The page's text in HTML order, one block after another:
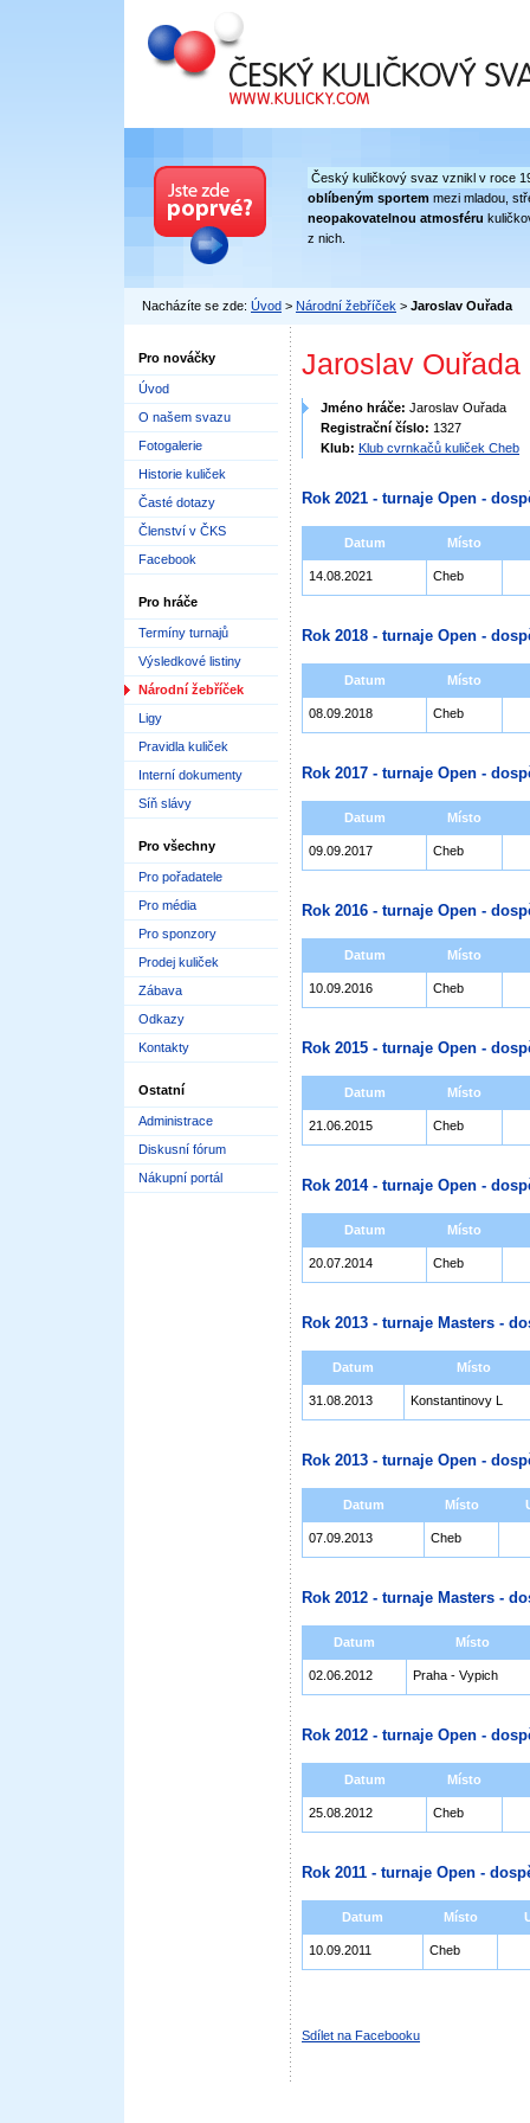
Český kuličkový svaz
Český kuličkový svaz vznikl v roce
oblíbeným sportem mezi mladou,
neopakovatelnou atmosféru
z nich.
Nacházíte se zde: Úvod > Národní žebříček > Jaroslav Ouřada
Pro nováčky
Úvod
O našem svazu
Fotogalerie
Historie kuliček
Časté dotazy
Členství v ČKS
Facebook
Pro hráče
Termíny turnajů
Výsledkové listiny
Národní žebříček
Ligy
Pravidla kuliček
Interní dokumenty
Síň slávy
Pro všechny
Pro pořadatele
Pro média
Pro sponzory
Prodej kuliček
Zábava
Odkazy
Kontakty
Ostatní
Administrace
Diskusní fórum
Nákupní portál
Jaroslav Ouřada
Jméno hráče: Jaroslav Ouřada
Registrační číslo: 1327
Klub: Klub cvrnkačů kuliček Cheb
Rok 2021 - turnaje Open -
Datum Místo
14.08.2021 Cheb
Rok 2018 - turnaje Open -
Datum Místo
08.09.2018 Cheb
Rok 2017 - turnaje Open -
Datum Místo
09.09.2017 Cheb
Rok 2016 - turnaje Open -
Datum Místo
10.09.2016 Cheb
Rok 2015 - turnaje Open -
Datum Místo
21.06.2015 Cheb
Rok 2014 - turnaje Open -
Datum Místo
20.07.2014 Cheb
Rok 2013 - turnaje Masters -
Datum Místo
31.08.2013 Konstantinovy L
Rok 2013 - turnaje Open -
Datum Místo
07.09.2013 Cheb
Rok 2012 - turnaje Masters -
Datum Místo
02.06.2012 Praha - Vypich
Rok 2012 - turnaje Open -
Datum Místo
25.08.2012 Cheb
Rok 2011 - turnaje Open -
Datum Místo
10.09.2011 Cheb
Sdílet na Facebooku